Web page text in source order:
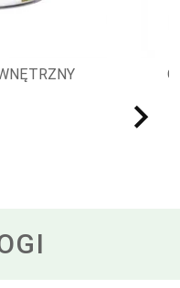
OCHRONY